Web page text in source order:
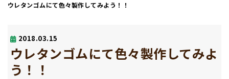
ウレタンゴムにて色々製作してみよう！！
2018.03.15
ウレタンゴムにて色々製作してみよ
う！！